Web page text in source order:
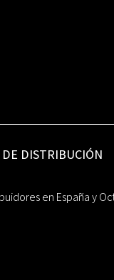
DE DISTRIBUCIÓN
en España y